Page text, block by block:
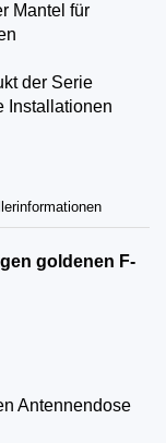
Mantel für
der Serie
Installationen
goldenen F-
Antennendose